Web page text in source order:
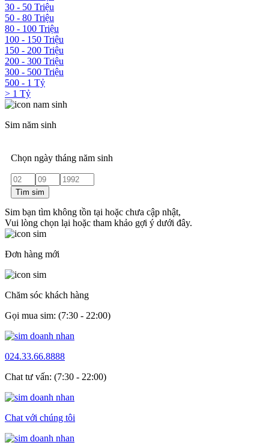
30 - 50 Triệu
50 - 80 Triệu
80 - 100 Triệu
100 - 150 Triệu
150 - 200 Triệu
200 - 300 Triệu
300 - 500 Triệu
500 - 1 Tỷ
> 1 Tỷ
Sim năm sinh
Chọn ngày tháng năm sinh
Tìm sim
Sim bạn tìm không tồn tại hoặc chưa cập nhật,
Vui lòng chọn lại hoặc tham khảo gợi ý dưới đây.
Đơn hàng mới
Chăm sóc khách hàng
Gọi mua sim: (7:30 - 22:00)
024.33.66.8888
Chat tư vấn: (7:30 - 22:00)
Chat với chúng tôi